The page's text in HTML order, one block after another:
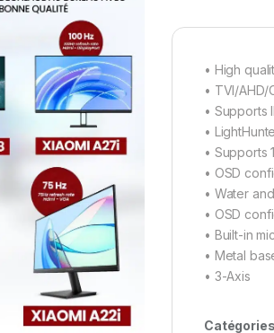
• High
• TVI/AHD/
• Supports
•
• Supports
• OSD
• Water
• OSD
• Built-in
• Metal
• 3-Axis